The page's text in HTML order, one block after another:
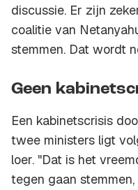
discussie. Er zijn
coalitie van
stemmen. Dat wordt
Geen
Een kabinetscrisis
twee ministers ligt
loer. "Dat is het
tegen gaan